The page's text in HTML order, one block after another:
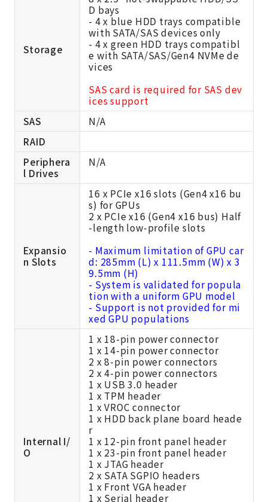
Storage
D bays
- 4 x blue HDD trays compatible
with SATA/SAS devices only
- 4 x green HDD trays compatibl
e with SATA/SAS/Gen4 NVMe de
vices
SAS card is required for SAS dev
ices support
SAS
N/A
RAID
Periphera
l Drives
N/A
Expansio
n Slots
16 x PCIe x16 slots (Gen4 x16 bu
s) for GPUs
2 x PCIe x16 (Gen4 x16 bus) Half
-length low-profile slots
- Maximum limitation of GPU car
d: 285mm (L) x 111.5mm (W) x 3
9.5mm (H)
- System is validated for popula
tion with a uniform GPU model
- Support is not provided for mi
xed GPU populations
Internal I/
O
1 x 18-pin power connector
1 x 14-pin power connector
2 x 8-pin power connectors
2 x 4-pin power connectors
1 x USB 3.0 header
1 x TPM header
1 x VROC connector
1 x HDD back plane board heade
r
1 x 12-pin front panel header
1 x 23-pin front panel header
1 x JTAG header
2 x SATA SGPIO headers
1 x Front VGA header
1 x Serial header